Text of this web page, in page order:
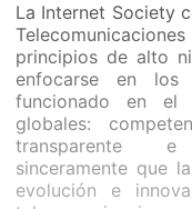
La Internet Society
principios de alto
enfocarse en los
funcionado en el
globales:
transparente e
sinceramente que
evolución e